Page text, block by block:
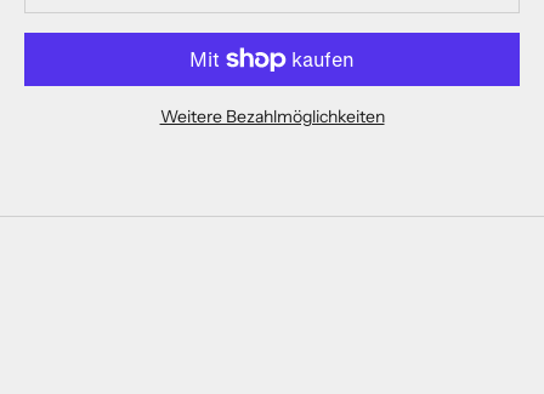
Weitere Bezahlmöglichkeiten